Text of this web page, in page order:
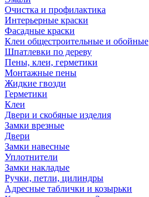
Очистка и профилактика
Интерьерные краски
Фасадные краски
Клеи общестроительные и обойные
Шпатлевки по дереву
Пены, клеи, герметики
Монтажные пены
Жидкие гвозди
Герметики
Клеи
Двери и скобяные изделия
Замки врезные
Двери
Замки навесные
Уплотнители
Замки накладые
Ручки, петли, цилиндры
Адресные таблички и козырьки